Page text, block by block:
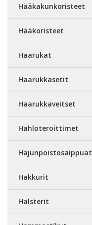
Hääkakunkoristeet
Hääkoristeet
Haarukat
Haarukkasetit
Haarukkaveitset
Hahloteroittimet
Hajunpoistosaippuat
Hakkurit
Halsterit